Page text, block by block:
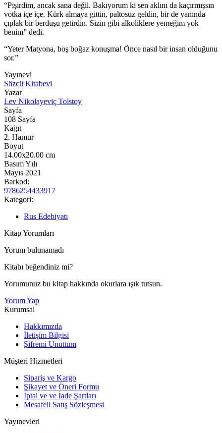
“Pişirdim, ancak sana değil. Bakıyorum ki sen aklını da kaçırmışsın
votka içe içe. Kürk almaya gittin, paltosuz geldin, bir de yanında
çıplak bir berduşu getirdin. Sizin gibi alkoliklere yemeğim yok
benim” dedi.
“Yeter Matyona, boş boğaz konuşma! Önce nasıl bir insan olduğunu
sor.”
Yayınevi
Sözcü Kitabevi
Yazar
Lev Nikolayeviç Tolstoy
Sayfa
108 Sayfa
Kağıt
2. Hamur
Boyut
14.00x20.00 cm
Basım Yılı
Mayıs 2021
Barkod:
9786254433917
Kategori:
Rus Edebiyatı
Kitap Yorumları
Yorum bulunamadı
Kitabı beğendiniz mi?
Yorumunuz bu kitap hakkında okurlara ışık tutsun.
Yorum Yap
Kurumsal
Hakkımızda
İletişim Bilgisi
Şifremi Unuttum
Müşteri Hizmetleri
Sipariş ve Kargo
Şikayet ve Öneri Formu
İptal ve ve İade Şartları
Mesafeli Satış Sözleşmesi
Yayınevleri